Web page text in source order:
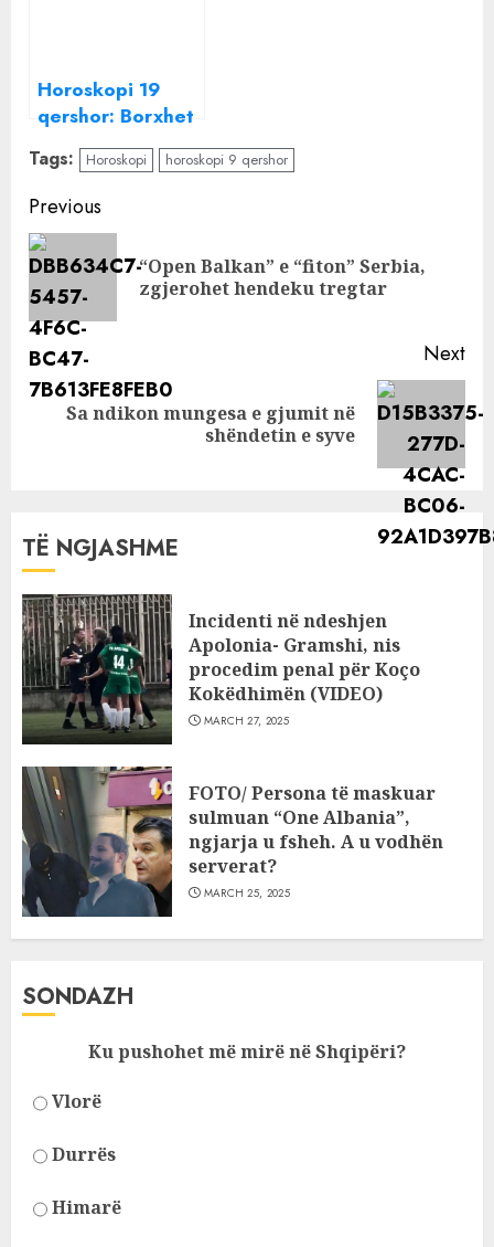
Horoskopi 19
qershor: Borxhet
po bëhen
problematike,
shenja që nuk
duhet të marrë e
as të jap
Tags: Horoskopi horoskopi 9 qershor
Continue
Reading
Previous
“Open Balkan” e “fiton” Serbia,
zgjerohet hendeku tregtar
Next
NextSa ndikon mungesa e gjumit në
shëndetin e syve
TË NGJASHME
Incidenti në ndeshjen
Apolonia- Gramshi, nis
procedim penal për Koço
Kokëdhimën (VIDEO)
MARCH 27, 2025
FOTO/ Persona të maskuar
sulmuan “One Albania”,
ngjarja u fsheh. A u vodhën
serverat?
MARCH 25, 2025
SONDAZH
Ku pushohet më mirë në Shqipëri?
Vlorë
Durrës
Himarë